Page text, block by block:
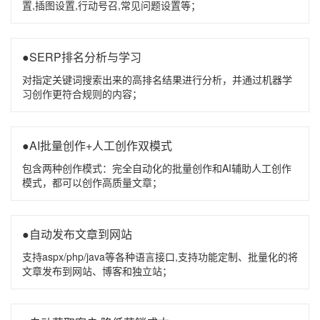
置,插图设置,行动号召,常见问题设置等；
●SERP排名分析与学习
对指定关键词搜索出来的高排名结果进行分析，并通过机器学
习创作更符合规则的内容；
●AI批量创作+人工创作双模式
包含两种创作模式：完全自动化的批量创作和AI辅助人工创作
模式，都可以创作高质量文章；
●自动发布文章到网站
支持aspx/php/java等各种语言接口,支持功能定制、批量化的将
文章发布到网站、博客和独立站；